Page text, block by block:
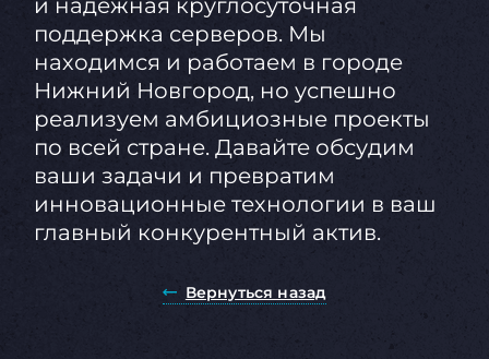
поддержка серверов. Мы
находимся и работаем в городе
Нижний Новгород, но успешно
реализуем амбициозные проекты
по всей стране. Давайте обсудим
ваши задачи и превратим
инновационные технологии в ваш
главный конкурентный актив.
Вернуться назад